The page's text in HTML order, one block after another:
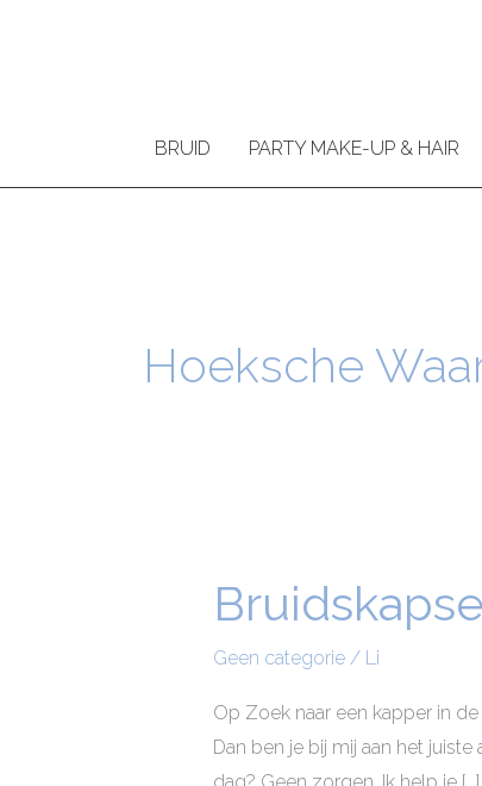
BRUID PARTY MAKE-UP & HAIR
Hoeksche
Geen categorie/ Li
Op Zoek naar een kapper in
Dan ben je bij mij aan het
dag? Geen zorgen. Ik help je […]
Bruidskapsels
Hoeksche
Waard